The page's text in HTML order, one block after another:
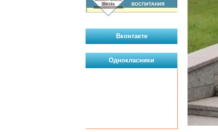
Вконтакте
Однокласники